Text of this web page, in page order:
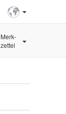
Merk-
zettel